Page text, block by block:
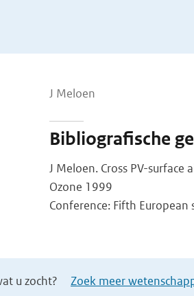
J Meloen
Bibliografische
J Meloen. Cross PV-
Ozone 1999
Conference: Fifth European
u zocht? Zoek meer